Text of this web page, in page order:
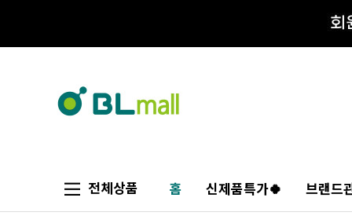
전체상품 홈 신제품특가🍀 브랜드